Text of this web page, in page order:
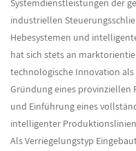
Systemdienstleistungen der
industriellen
Hebesystemen und
hat sich stets an
technologische Innovation
Gründung eines provinziellen
und Einführung eines
intelligenter
AlsVerriegelungstyp